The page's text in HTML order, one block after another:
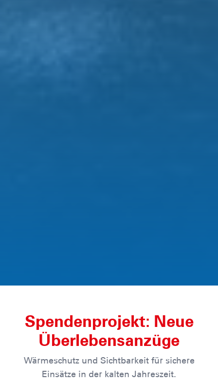
Spendenprojekt: Neue
Überlebensanzüge
Wärmeschutz und Sichtbarkeit für sichere
Einsätze in der kalten Jahreszeit.